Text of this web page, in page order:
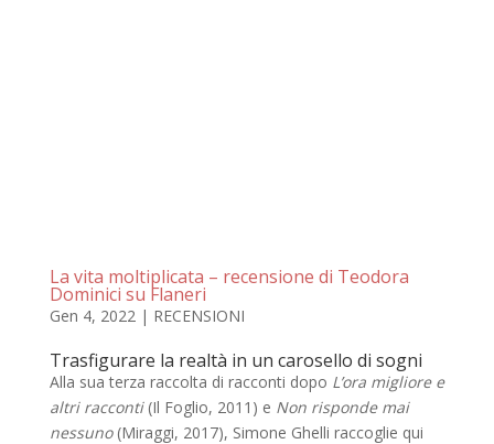
La vita moltiplicata – recensione di Teodora
Dominici su Flaneri
Gen 4, 2022| RECENSIONI
Trasfigurare la realtà in un carosello di sogni
Alla sua terza raccolta di racconti dopo L’ora migliore e
altri racconti(Il Foglio, 2011) e Non risponde mai
nessuno(Miraggi, 2017), Simone Ghelli raccoglie qui